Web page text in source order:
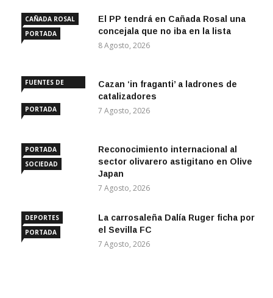
CAÑADA ROSAL
PORTADA
El PP tendrá en Cañada Rosal una
concejala que no iba en la lista
8 Agosto, 2026
FUENTES DE
PORTADA
Cazan ‘in fraganti’ a ladrones de
catalizadores
7 Agosto, 2026
PORTADA
SOCIEDAD
Reconocimiento internacional al
sector olivarero astigitano en Olive
Japan
7 Agosto, 2026
DEPORTES
PORTADA
La carrosaleña Dalía Ruger ficha por
el Sevilla FC
7 Agosto, 2026